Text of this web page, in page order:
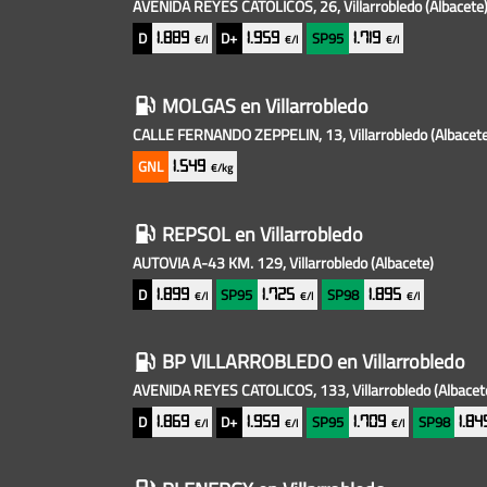
cercanas
AVENIDA REYES CATOLICOS, 26, Villarrobledo(Albacete)
D 1.889 €/l D+ 1.959€/l SP95 1.719 €/l
MOLGASen Villarrobledo
CALLE FERNANDO ZEPPELIN, 13, Villarrobledo
GNL 1.549 €/kg
REPSOLen Villarrobledo
AUTOVIA A-43 KM. 129, Villarrobledo(Albacete)
D 1.899 €/l SP95 1.725€/l SP98 1.895 €/l
BP VILLARROBLEDOen Villarrobledo
AVENIDA REYES CATOLICOS, 133, Villarrobledo
D 1.869 €/l D+ 1.959€/l SP95 1.709 €/l SP98